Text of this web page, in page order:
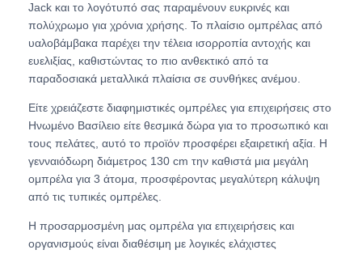
Jack και το λογότυπό σας παραμένουν ευκρινές και
πολύχρωμο για χρόνια χρήσης. Το πλαίσιο ομπρέλας από
υαλοβάμβακα παρέχει την τέλεια ισορροπία αντοχής και
ευελιξίας, καθιστώντας το πιο ανθεκτικό από τα
παραδοσιακά μεταλλικά πλαίσια σε συνθήκες ανέμου.
Είτε χρειάζεστε διαφημιστικές ομπρέλες για επιχειρήσεις στο
Ηνωμένο Βασίλειο είτε θεσμικά δώρα για το προσωπικό και
τους πελάτες, αυτό το προϊόν προσφέρει εξαιρετική αξία. Η
γενναιόδωρη διάμετρος 130 cm την καθιστά μια μεγάλη
ομπρέλα για 3 άτομα, προσφέροντας μεγαλύτερη κάλυψη
από τις τυπικές ομπρέλες.
Η προσαρμοσμένη μας ομπρέλα για επιχειρήσεις και
οργανισμούς είναι διαθέσιμη με λογικές ελάχιστες